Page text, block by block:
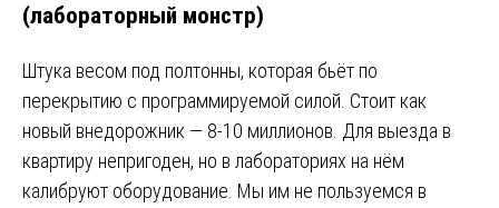
(лабораторный монстр)
Штука весом под полтонны, которая бьёт по
перекрытию с программируемой силой. Стоит как
новый внедорожник — 8-10 миллионов. Для выезда в
квартиру непригоден, но в лабораториях на нём
калибруют оборудование. Мы им не пользуемся в